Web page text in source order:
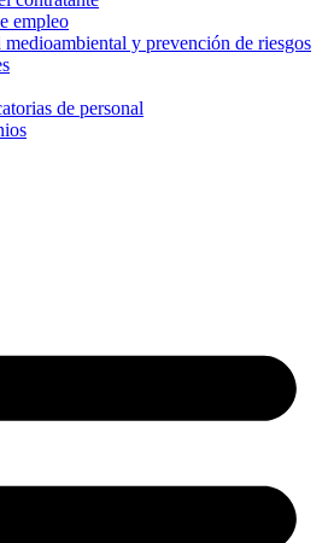
empleo
medioambiental y prevención de riesgos
de personal